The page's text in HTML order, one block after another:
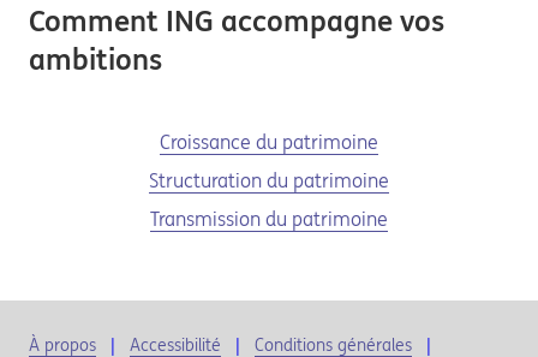
Comment ING accompagne vos
ambitions
Croissance du patrimoine
Structuration du patrimoine
Transmission du patrimoine
À propos Accessibilité Conditions générales